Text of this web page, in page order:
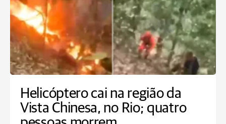
Helicóptero cai na região da
Vista Chinesa, no Rio; quatro